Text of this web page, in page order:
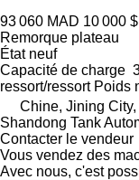
93 060 MAD 10 000
Remorque plateau
Étatneuf
Capacité de charge
ressort/ressort Poids
Chine, Jining
Shandong Tank
Contacter le vendeur
Vous vendez des
Avec nous, c'est